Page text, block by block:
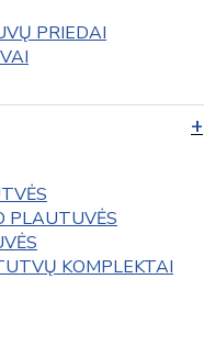
PRIEDAI
PLAUTUVĖS
KOMPLEKTAI